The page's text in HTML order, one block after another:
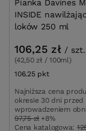
Pianka Davines
INSIDE
loków 250 ml
106,25 zł / szt.
(42,50 zł / 100ml)
106.25 pktpunktów
Najniższa cena
okresie 30 dni przed
wprowadzeniem
97,75 zł +8%
Cena katalogowa: